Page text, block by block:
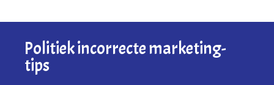
Politiek incorrecte marketing-
tips